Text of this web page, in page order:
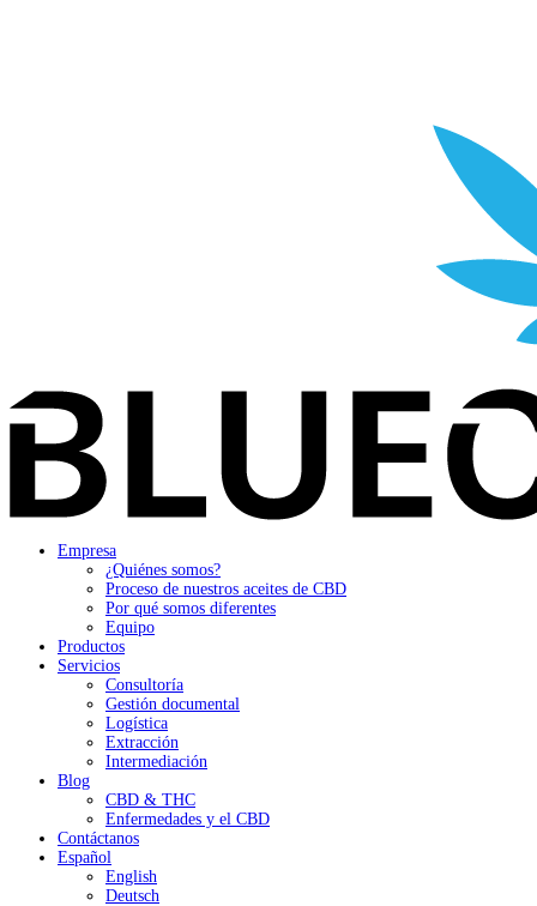
Empresa
¿Quiénes somos?
Proceso de nuestros aceites de CBD
Por qué somos diferentes
Equipo
Productos
Servicios
Consultoría
Gestión documental
Logística
Extracción
Intermediación
Blog
CBD & THC
Enfermedades y el CBD
Contáctanos
Español
English
Deutsch